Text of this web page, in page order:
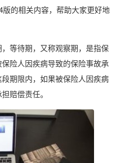
的相关内容，帮助大家更好地
等待期，又称观察期，是指保
险人因疾病导致的保险事故承
期限内，如果被保险人因疾病
赔偿责任。